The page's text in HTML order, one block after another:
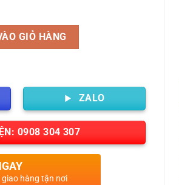
GIỎ HÀNG
ZALO
0908 304 307
giao hàng tận nơi